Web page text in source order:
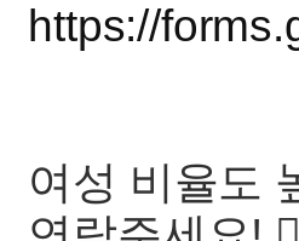
https://
여성 비율도